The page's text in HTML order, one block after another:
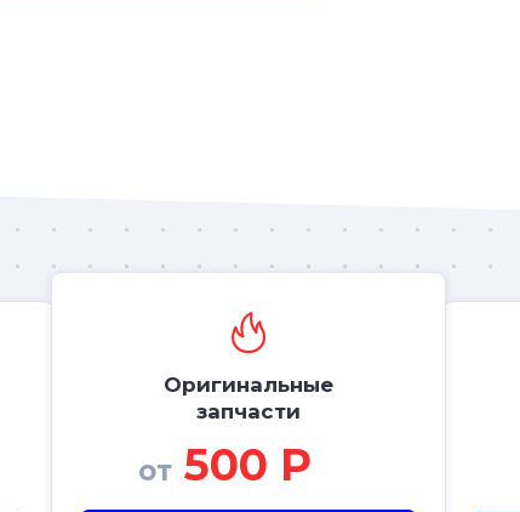
Оригинальные
запчасти
от500 Р